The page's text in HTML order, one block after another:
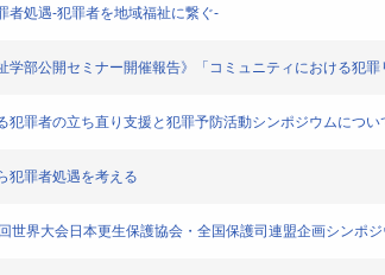
者処遇-犯罪者を地域福祉に繋ぐ-
学部公開セミナー開催報告》「コミュニティにおける犯罪
犯罪者の立ち直り支援と犯罪予防活動シンポジウムについ
犯罪者処遇を考える
世界大会日本更生保護協会・全国保護司連盟企画シンポ